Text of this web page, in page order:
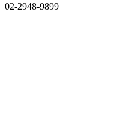
02-2948-9899